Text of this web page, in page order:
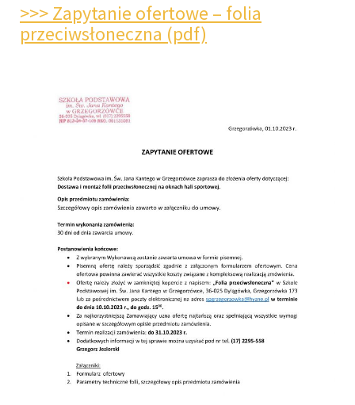
>>> Zapytanie ofertowe – folia
przeciwsłoneczna (pdf)